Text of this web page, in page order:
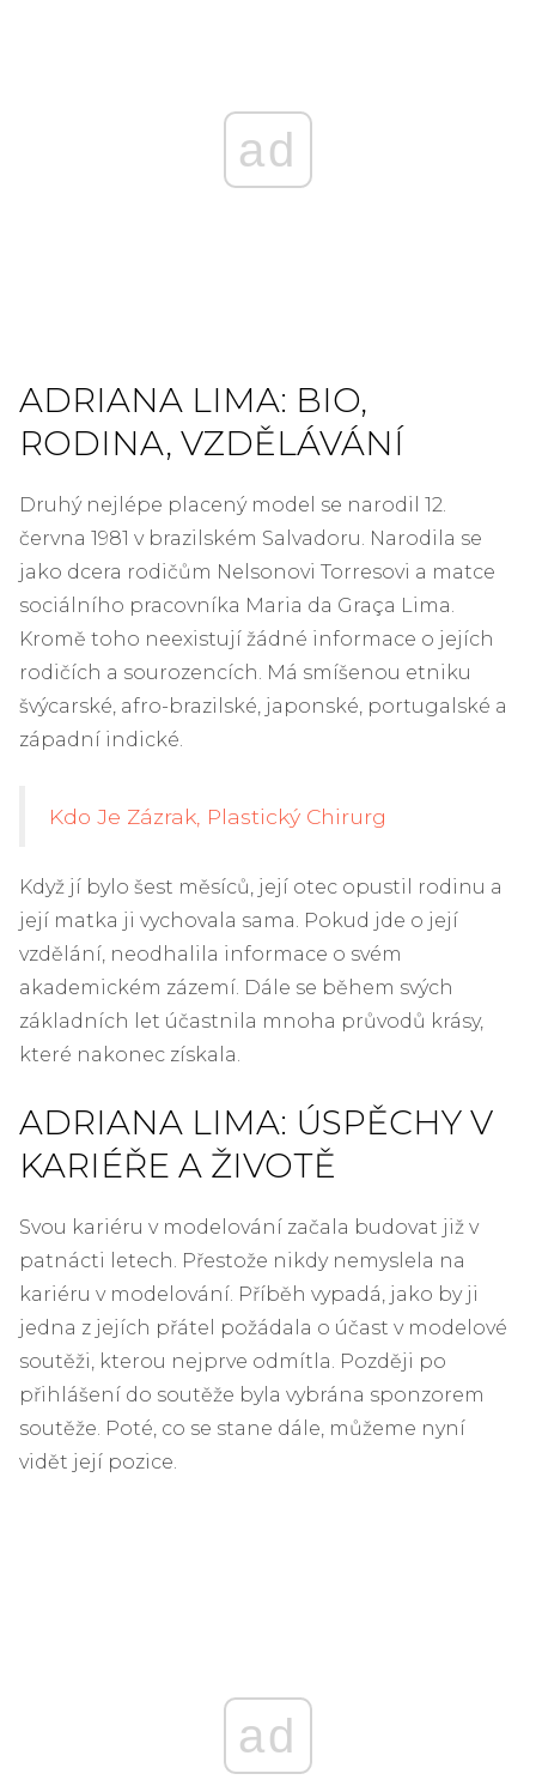
ad
ADRIANA LIMA: BIO,
RODINA, VZDĚLÁVÁNÍ
Druhý nejlépe placený model se narodil 12.
června 1981 v brazilském Salvadoru. Narodila se
jako dcera rodičům Nelsonovi Torresovi a matce
sociálního pracovníka Maria da Graça Lima.
Kromě toho neexistují žádné informace o jejích
rodičích a sourozencích. Má smíšenou etniku
švýcarské, afro-brazilské, japonské, portugalské a
západní indické.
Kdo Je Zázrak, Plastický Chirurg
Když jí bylo šest měsíců, její otec opustil rodinu a
její matka ji vychovala sama. Pokud jde o její
vzdělání, neodhalila informace o svém
akademickém zázemí. Dále se během svých
základních let účastnila mnoha průvodů krásy,
které nakonec získala.
ADRIANA LIMA: ÚSPĚCHY V
KARIÉŘE A ŽIVOTĚ
Svou kariéru v modelování začala budovat již v
patnácti letech. Přestože nikdy nemyslela na
kariéru v modelování. Příběh vypadá, jako by ji
jedna z jejích přátel požádala o účast v modelové
soutěži, kterou nejprve odmítla. Později po
přihlášení do soutěže byla vybrána sponzorem
soutěže. Poté, co se stane dále, můžeme nyní
vidět její pozice.
ad